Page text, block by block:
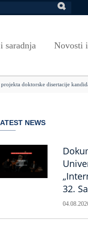
UNSA
učenja
E-
saradnja
Umjetnost, kultura i sport
Publikacije
Novosti
doktorske disertacije
NEWS
32.